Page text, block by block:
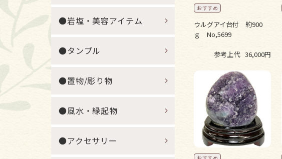
ウルグアイ台付 約900
ｇ No,5699
参考上代 36,000円
●岩塩・美容アイテム
●タンブル
●置物/彫り物
●風水・縁起物
●アクセサリー